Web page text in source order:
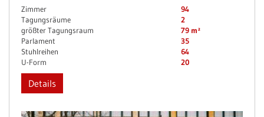
Zimmer
94
Tagungsräume
2
größter Tagungsraum
79 m²
Parlament
35
Stuhlreihen
64
U-Form
20
Details